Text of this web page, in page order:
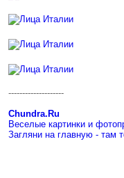
--------------------
Chundra.Ru
Веселые картинки и
Загляни на главную - там